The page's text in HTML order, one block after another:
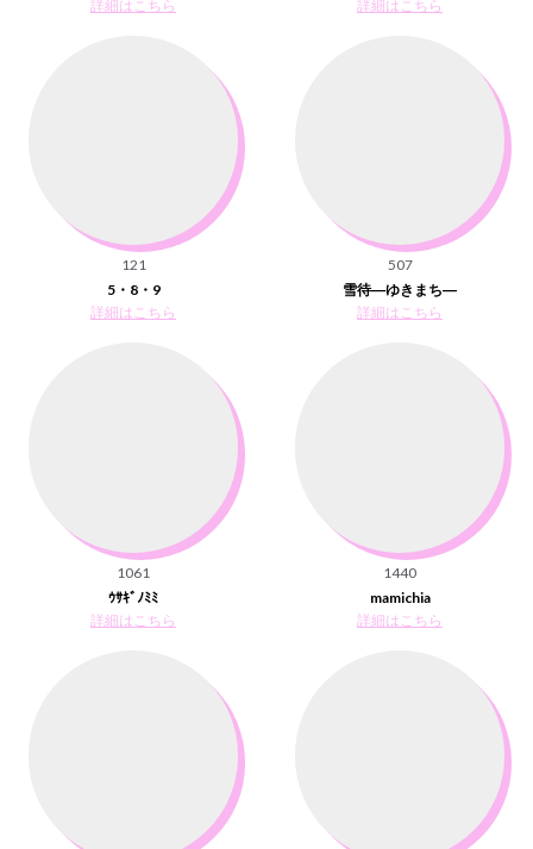
詳細はこちら
詳細はこちら
121
5・8・9
詳細はこちら
507
雪待―ゆきまち―
詳細はこちら
1061
ｳｻｷﾞﾉﾐﾐ
詳細はこちら
1440
mamichia
詳細はこちら